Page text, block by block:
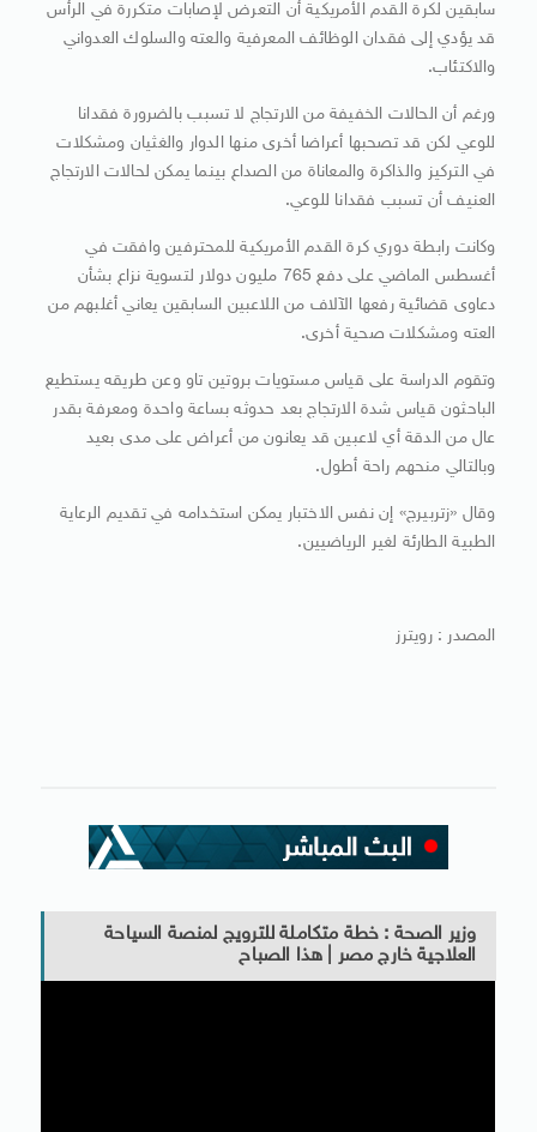
سابقين لكرة القدم الأمريكية أن التعرض لإصابات متكررة في الرأس
قد يؤدي إلى فقدان الوظائف المعرفية والعته والسلوك العدواني
والاكتئاب.
ورغم أن الحالات الخفيفة من الارتجاج لا تسبب بالضرورة فقدانا
للوعي لكن قد تصحبها أعراضا أخرى منها الدوار والغثيان ومشكلات
في التركيز والذاكرة والمعاناة من الصداع بينما يمكن لحالات الارتجاج
العنيف أن تسبب فقدانا للوعي.
وكانت رابطة دوري كرة القدم الأمريكية للمحترفين وافقت في
أغسطس الماضي على دفع 765 مليون دولار لتسوية نزاع بشأن
دعاوى قضائية رفعها الآلاف من اللاعبين السابقين يعاني أغلبهم من
العته ومشكلات صحية أخرى.
وتقوم الدراسة على قياس مستويات بروتين تاو وعن طريقه يستطيع
الباحثون قياس شدة الارتجاج بعد حدوثه بساعة واحدة ومعرفة بقدر
عال من الدقة أي لاعبين قد يعانون من أعراض على مدى بعيد
وبالتالي منحهم راحة أطول.
وقال «زتربيرج» إن نفس الاختبار يمكن استخدامه في تقديم الرعاية
الطبية الطارئة لغير الرياضيين.
المصدر : رويترز
وزير الصحة : خطة متكاملة للترويج لمنصة السياحة
العلاجية خارج مصر | هذا الصباح